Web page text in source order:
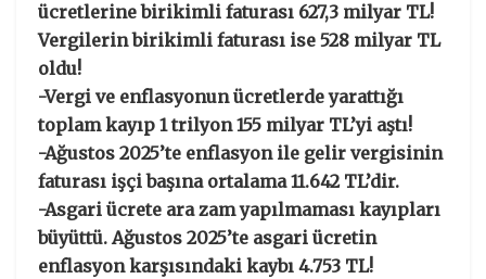
ücretlerine birikimli faturası 627,3 milyar TL!
Vergilerin birikimli faturası ise 528 milyar TL
oldu!
-Vergi ve enflasyonun ücretlerde yarattığı
toplam kayıp 1 trilyon 155 milyar TL’yi aştı!
-Ağustos 2025’te enflasyon ile gelir vergisinin
faturası işçi başına ortalama 11.642 TL’dir.
-Asgari ücrete ara zam yapılmaması kayıpları
büyüttü. Ağustos 2025’te asgari ücretin
enflasyon karşısındaki kaybı 4.753 TL!